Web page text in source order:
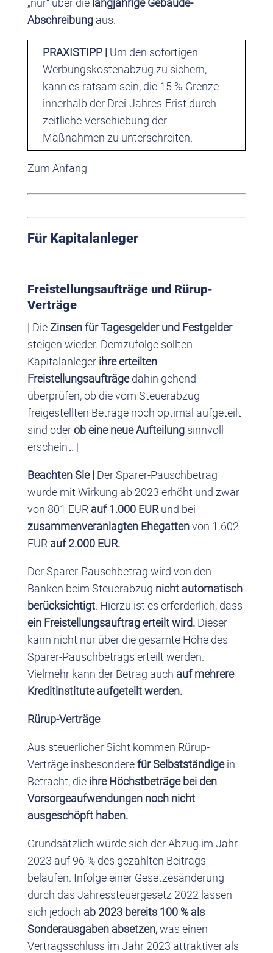
„nur“ über die langjährige Gebäude-
Abschreibungaus.
PRAXISTIPP | Um den sofortigen
Werbungskostenabzug zu sichern,
kann es ratsam sein, die 15 %-Grenze
innerhalb der Drei-Jahres-Frist durch
zeitliche Verschiebung der
Maßnahmen zu unterschreiten.
Zum Anfang
Für Kapitalanleger
Freistellungsaufträge und Rürup-
Verträge
| Die Zinsen für Tagesgelder und Festgelder
steigen wieder. Demzufolge sollten
Kapitalanleger ihre erteilten
Freistellungsaufträgedahin gehend
überprüfen, ob die vom Steuerabzug
freigestellten Beträge noch optimal aufgeteilt
sind oderob eine neue Aufteilungsinnvoll
erscheint. |
Beachten Sie | Der Sparer-Pauschbetrag
wurde mit Wirkung ab 2023 erhöht und zwar
von 801 EUR auf 1.000 EURund bei
zusammenveranlagten Ehegattenvon 1.602
EUR auf 2.000 EUR.
Der Sparer-Pauschbetrag wird von den
Banken beim Steuerabzug nicht automatisch
berücksichtigt. Hierzu ist es erforderlich, dass
ein Freistellungsauftrag erteilt wird.Dieser
kann nicht nur über die gesamte Höhe des
Sparer-Pauschbetrags erteilt werden.
Vielmehr kann der Betrag auch auf mehrere
Kreditinstitute aufgeteilt werden.
Rürup-Verträge
Aus steuerlicher Sicht kommen Rürup-
Verträge insbesonderefür Selbstständigein
Betracht, die ihre Höchstbeträge bei den
Vorsorgeaufwendungen noch nicht
ausgeschöpft haben.
Grundsätzlich würde sich der Abzug im Jahr
2023 auf 96 % des gezahlten Beitrags
belaufen. Infolge einer Gesetzesänderung
durch das Jahressteuergesetz 2022 lassen
sich jedoch ab 2023 bereits 100 % als
Sonderausgaben absetzen,was einen
Vertragsschluss im Jahr 2023 attraktiver als